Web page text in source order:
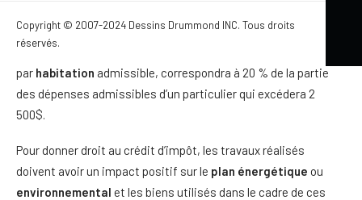
Copyright © 2007-2024 Dessins Drummond INC. Tous droits
réservés.
Ce crédit d’impôt, qui sera d’un montant maximal de 10 000 $
par habitation admissible, correspondra à 20 % de la partie
des dépenses admissibles d’un particulier qui excédera 2
500$.
Pour donner droit au crédit d’impôt, les travaux réalisés
doivent avoir un impact positif sur le plan énergétique ou
environnemental et les biens utilisés dans le cadre de ces